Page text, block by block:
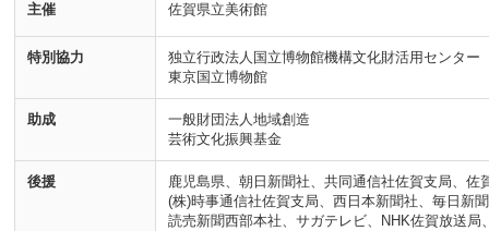
主催 佐賀県立美術館
特別協力
独立行政法人国立博物館機構文化財活用センター
東京国立博物館
助成
一般財団法人地域創造
芸術文化振興基金
後援
鹿児島県、朝日新聞社、共同通信社佐賀支局、佐
(株)時事通信社佐賀支局、西日本新聞社、毎日新
読売新聞西部本社、サガテレビ、NHK佐賀放送